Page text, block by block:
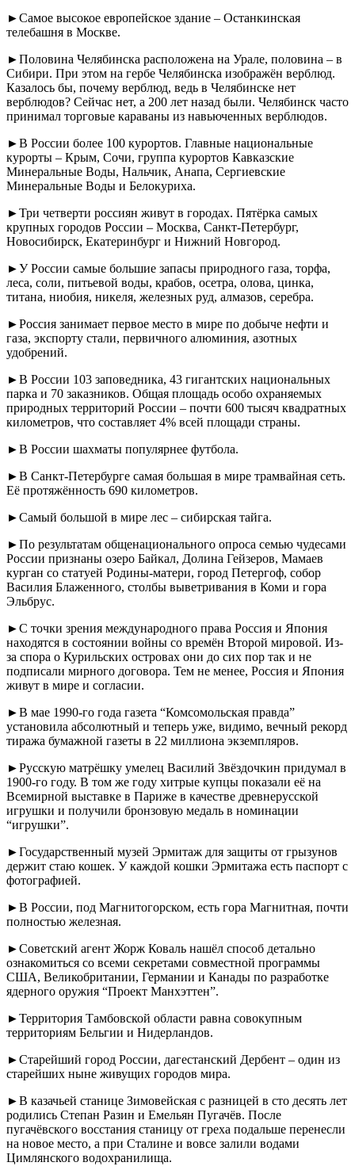
►Самое высокое европейское здание – Останкинская
телебашня в Москве.
►Половина Челябинска расположена на Урале, половина – в
Сибири. При этом на гербе Челябинска изображён верблюд.
Казалось бы, почему верблюд, ведь в Челябинске нет
верблюдов? Сейчас нет, а 200 лет назад были. Челябинск часто
принимал торговые караваны из навьюченных верблюдов.
►В России более 100 курортов. Главные национальные
курорты – Крым, Сочи, группа курортов Кавказские
Минеральные Воды, Нальчик, Анапа, Сергиевские
Минеральные Воды и Белокуриха.
►Три четверти россиян живут в городах. Пятёрка самых
крупных городов России – Москва, Санкт-Петербург,
Новосибирск, Екатеринбург и Нижний Новгород.
►У России самые большие запасы природного газа, торфа,
леса, соли, питьевой воды, крабов, осетра, олова, цинка,
титана, ниобия, никеля, железных руд, алмазов, серебра.
►Россия занимает первое место в мире по добыче нефти и
газа, экспорту стали, первичного алюминия, азотных
удобрений.
►В России 103 заповедника, 43 гигантских национальных
парка и 70 заказников. Общая площадь особо охраняемых
природных территорий России – почти 600 тысяч квадратных
километров, что составляет 4% всей площади страны.
►В России шахматы популярнее футбола.
►В Санкт-Петербурге самая большая в мире трамвайная сеть.
Её протяжённость 690 километров.
►Самый большой в мире лес – сибирская тайга.
►По результатам общенационального опроса семью чудесами
России признаны озеро Байкал, Долина Гейзеров, Мамаев
курган со статуей Родины-матери, город Петергоф, собор
Василия Блаженного, столбы выветривания в Коми и гора
Эльбрус.
►С точки зрения международного права Россия и Япония
находятся в состоянии войны со времён Второй мировой. Из-
за спора о Курильских островах они до сих пор так и не
подписали мирного договора. Тем не менее, Россия и Япония
живут в мире и согласии.
►В мае 1990-го года газета “Комсомольская правда”
установила абсолютный и теперь уже, видимо, вечный рекорд
тиража бумажной газеты в 22 миллиона экземпляров.
►Русскую матрёшку умелец Василий Звёздочкин придумал в
1900-го году. В том же году хитрые купцы показали её на
Всемирной выставке в Париже в качестве древнерусской
игрушки и получили бронзовую медаль в номинации
“игрушки”.
►Государственный музей Эрмитаж для защиты от грызунов
держит стаю кошек. У каждой кошки Эрмитажа есть паспорт с
фотографией.
►В России, под Магнитогорском, есть гора Магнитная, почти
полностью железная.
►Советский агент Жорж Коваль нашёл способ детально
ознакомиться со всеми секретами совместной программы
США, Великобритании, Германии и Канады по разработке
ядерного оружия “Проект Манхэттен”.
►Территория Тамбовской области равна совокупным
территориям Бельгии и Нидерландов.
►Старейший город России, дагестанский Дербент – один из
старейших ныне живущих городов мира.
►В казачьей станице Зимовейская с разницей в сто десять лет
родились Степан Разин и Емельян Пугачёв. После
пугачёвского восстания станицу от греха подальше перенесли
на новое место, а при Сталине и вовсе залили водами
Цимлянского водохранилища.